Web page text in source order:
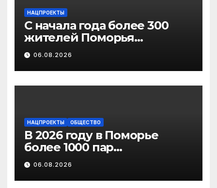
НАЦПРОЕКТЫ
С начала года более 300
жителей Поморья
получили выплату на
газификацию
06.08.2026
НАЦПРОЕКТЫ ОБЩЕСТВО
В 2026 году в Поморье
более 1000 пар
новобрачных получили
«Сертификат
молодоженов»
06.08.2026